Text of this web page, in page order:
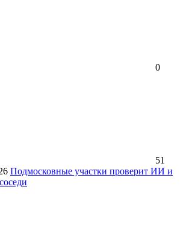
0
51
Подмосковные участки проверит ИИ и